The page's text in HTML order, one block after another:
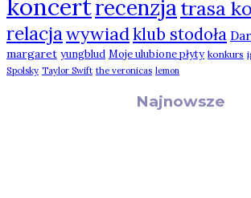
koncertrecenzjatrasa
relacjawywiadklub stodoła
margaret yungblud Moje ulubione płyty konkurs
Spolsky Taylor Swift the veronicas lemon
Najnowsze